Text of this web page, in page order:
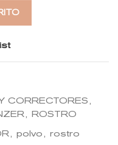
CORRECTORES
ROSTRO
polvo rostro